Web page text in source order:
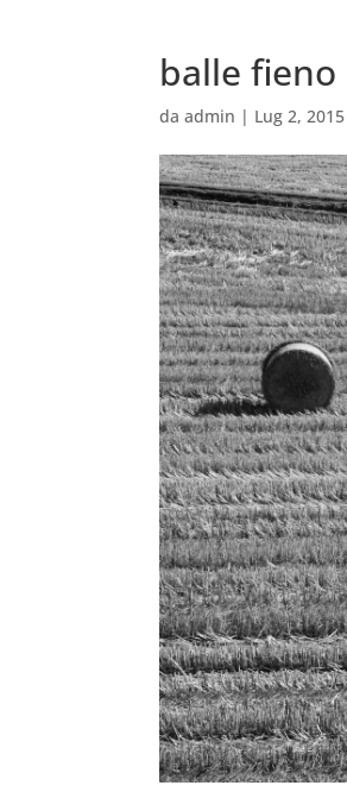
balle fieno
daadmin | Lug 2, 2015